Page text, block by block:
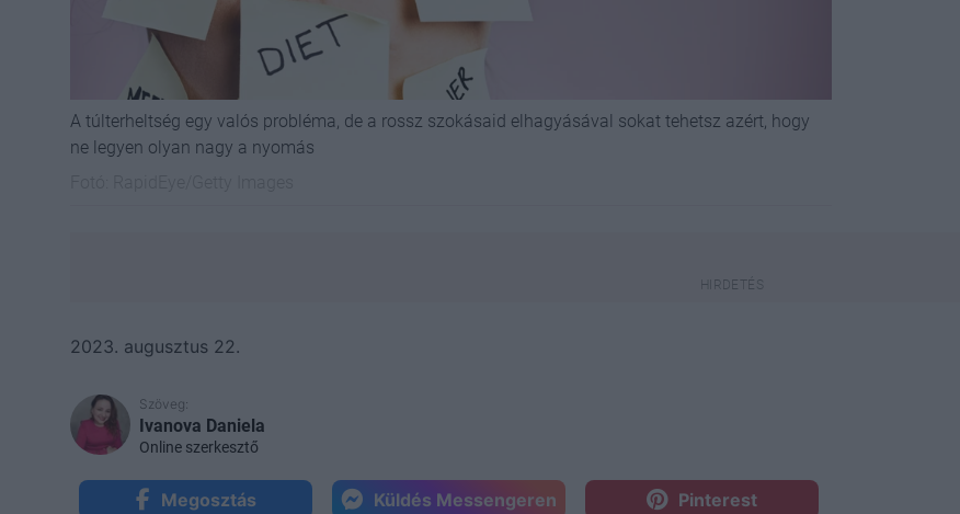
A túlterheltség egy valós probléma, de a rossz szokásaid elhagyásával sokat tehetsz azért, hogy
ne legyen olyan nagy a nyomás
2023. augusztus 22.
Szöveg:
Ivanova Daniela
Online szerkesztő
Megosztás Küldés Messengeren Pinterest